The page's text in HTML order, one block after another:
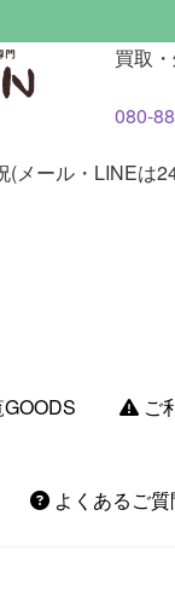
買取
080-
(メール・LINEは
GOODS ご
よくあるご質